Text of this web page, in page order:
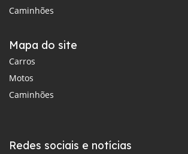
Caminhões
Mapa do site
Carros
Motos
Caminhões
Redes sociais e notícias